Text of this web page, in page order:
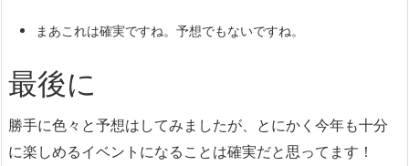
まあこれは確実ですね。予想でもないですね。
最後に
勝手に色々と予想はしてみましたが、とにかく今年も十分
に楽しめるイベントになることは確実だと思ってます！